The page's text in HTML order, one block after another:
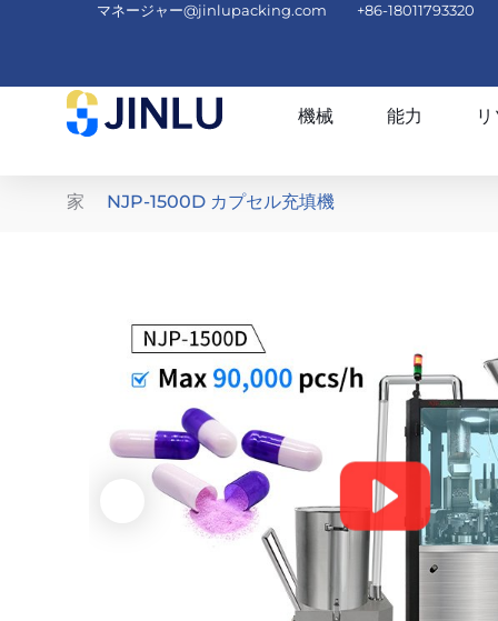
マネージャー@jinlupacking.com +86-18011793320
機械 能力
家 NJP-1500D カプセル充填機